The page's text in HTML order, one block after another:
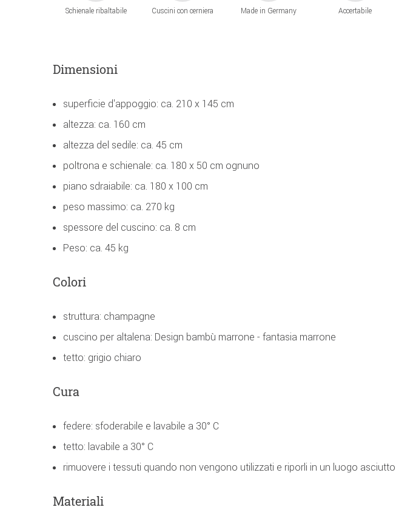
Schienale ribaltabile Cuscini con cerniera Made in Germany Accertabile
Dimensioni
superficie d'appoggio: ca. 210 x 145 cm
altezza: ca. 160 cm
altezza del sedile: ca. 45 cm
poltrona e schienale: ca. 180 x 50 cm ognuno
piano sdraiabile: ca. 180 x 100 cm
peso massimo: ca. 270 kg
spessore del cuscino: ca. 8 cm
Peso: ca. 45 kg
Colori
struttura: champagne
cuscino per altalena: Design bambù marrone - fantasia marrone
tetto: grigio chiaro
Cura
federe: sfoderabile e lavabile a 30° C
tetto: lavabile a 30° C
rimuovere i tessuti quando non vengono utilizzati e riporli in un luogo asciutto
Materiali